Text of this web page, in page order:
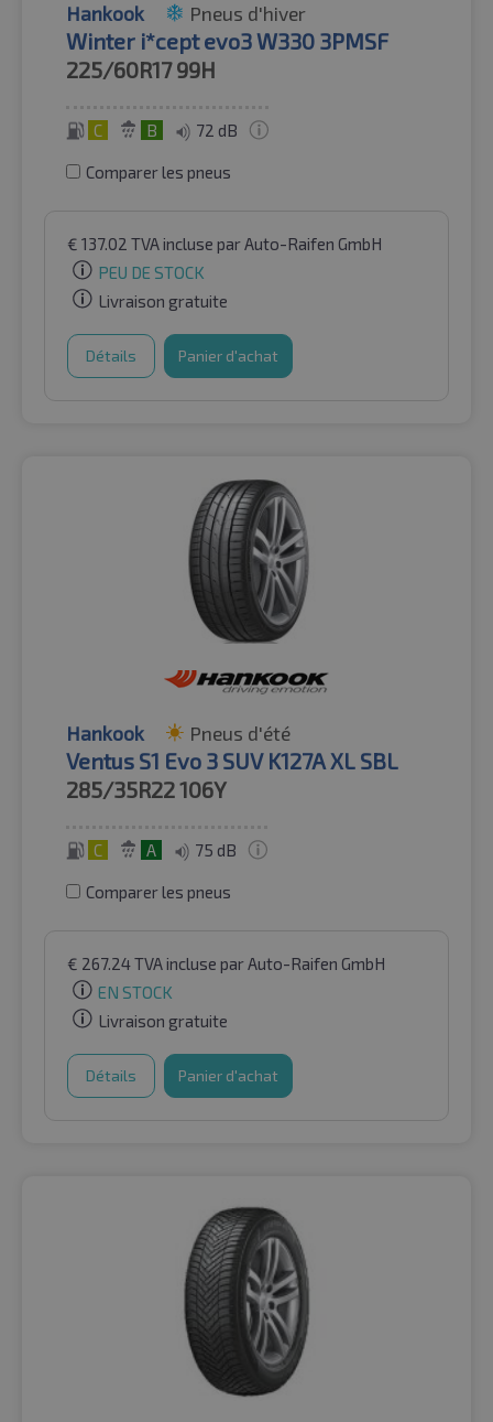
Hankook Pneus d'hiver
Winter i*cept evo3 W330 3PMSF
225/60R17 99H
C B 72 dB
Comparer les pneus
€ 137.02 TVA incluse par Auto-Raifen GmbH
PEU DE STOCK
Livraison gratuite
Détails Panier d'achat
Hankook Pneus d'été
Ventus S1 Evo 3 SUV K127A XL SBL
285/35R22106Y
C A 75 dB
Comparer les pneus
€ 267.24TVA incluse par Auto-Raifen GmbH
EN STOCK
Livraison gratuite
Détails Panier d'achat